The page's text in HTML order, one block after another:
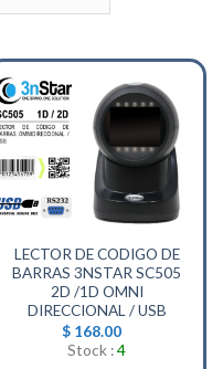
LECTOR DE CODIGO DE
BARRAS 3NSTAR SC505
2D /1D OMNI
DIRECCIONAL / USB
$168.00
Stock :4